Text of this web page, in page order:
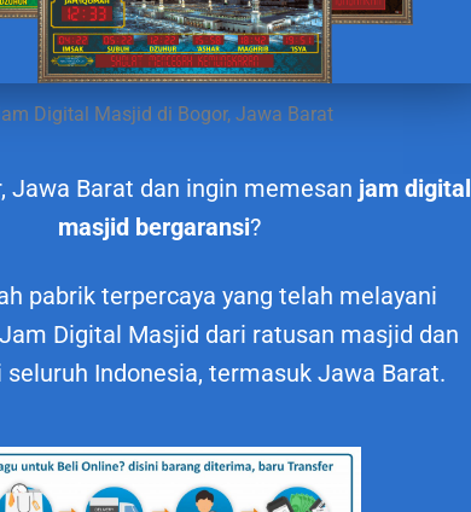
Digital Masjid di Bogor, Jawa Barat
Jawa Barat dan ingin memesan jam digital
masjid bergaransi?
pabrik terpercaya yang telah melayani
Digital Masjid dari ratusan masjid dan
Indonesia, termasuk Jawa Barat.